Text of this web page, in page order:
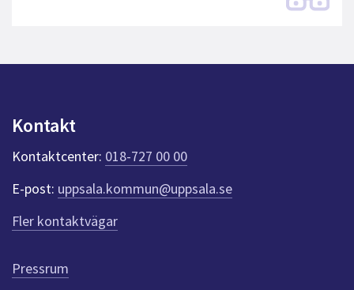
Kontakt
Kontaktcenter: 018-727 00 00
E-post: uppsala.kommun@uppsala.se
Fler kontaktvägar
Pressrum